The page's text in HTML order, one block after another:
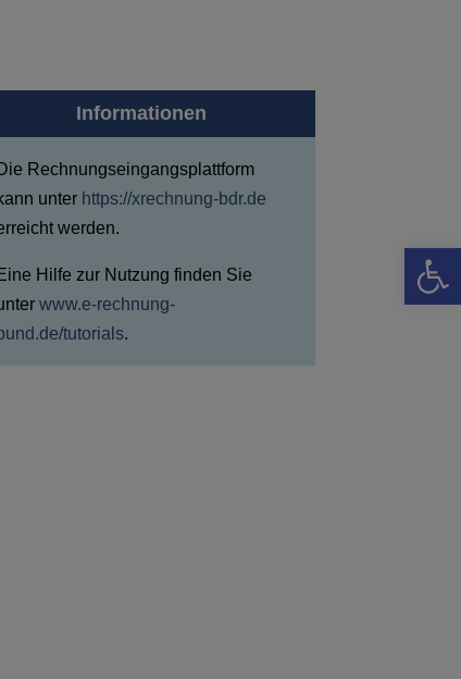
Informationen
Die Rechnungseingangsplattform
unter https://xrechnung-bdr.de
werden.
Eine Hilfe zur Nutzung finden Sie
www.e-rechnung-
tutorials.